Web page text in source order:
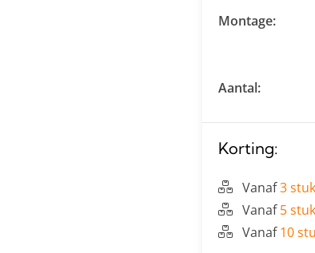
Montage:
Aantal:
Korting:
Vanaf3
Vanaf5
Vanaf10